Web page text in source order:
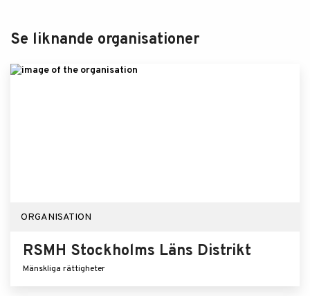
Se liknande organisationer
ORGANISATION
RSMH Stockholms Läns Distrikt
Mänskliga rättigheter